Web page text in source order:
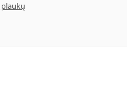
plaukų